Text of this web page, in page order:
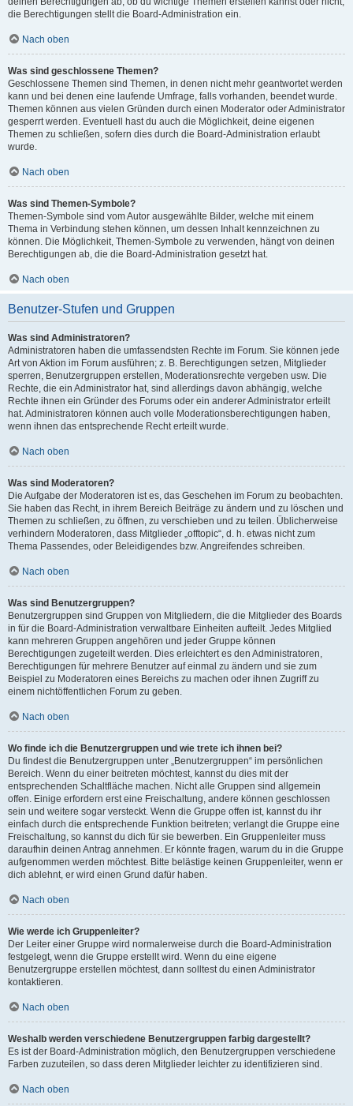
die Berechtigungen stellt die Board-Administration ein.
Nach oben
Was sind geschlossene Themen?
Geschlossene Themen sind Themen, in denen nicht mehr geantwortet werden
kann und bei denen eine laufende Umfrage, falls vorhanden, beendet wurde.
Themen können aus vielen Gründen durch einen Moderator oder Administrator
gesperrt werden. Eventuell hast du auch die Möglichkeit, deine eigenen
Themen zu schließen, sofern dies durch die Board-Administration erlaubt
wurde.
Nach oben
Was sind Themen-Symbole?
Themen-Symbole sind vom Autor ausgewählte Bilder, welche mit einem
Thema in Verbindung stehen können, um dessen Inhalt kennzeichnen zu
können. Die Möglichkeit, Themen-Symbole zu verwenden, hängt von deinen
Berechtigungen ab, die die Board-Administration gesetzt hat.
Nach oben
Benutzer-Stufen und Gruppen
Was sind Administratoren?
Administratoren haben die umfassendsten Rechte im Forum. Sie können jede
Art von Aktion im Forum ausführen; z. B. Berechtigungen setzen, Mitglieder
sperren, Benutzergruppen erstellen, Moderationsrechte vergeben usw. Die
Rechte, die ein Administrator hat, sind allerdings davon abhängig, welche
Rechte ihnen ein Gründer des Forums oder ein anderer Administrator erteilt
hat. Administratoren können auch volle Moderationsberechtigungen haben,
wenn ihnen das entsprechende Recht erteilt wurde.
Nach oben
Was sind Moderatoren?
Die Aufgabe der Moderatoren ist es, das Geschehen im Forum zu beobachten.
Sie haben das Recht, in ihrem Bereich Beiträge zu ändern und zu löschen und
Themen zu schließen, zu öffnen, zu verschieben und zu teilen. Üblicherweise
verhindern Moderatoren, dass Mitglieder „offtopic“, d. h. etwas nicht zum
Thema Passendes, oder Beleidigendes bzw. Angreifendes schreiben.
Nach oben
Was sind Benutzergruppen?
Benutzergruppen sind Gruppen von Mitgliedern, die die Mitglieder des Boards
in für die Board-Administration verwaltbare Einheiten aufteilt. Jedes Mitglied
kann mehreren Gruppen angehören und jeder Gruppe können
Berechtigungen zugeteilt werden. Dies erleichtert es den Administratoren,
Berechtigungen für mehrere Benutzer auf einmal zu ändern und sie zum
Beispiel zu Moderatoren eines Bereichs zu machen oder ihnen Zugriff zu
einem nichtöffentlichen Forum zu geben.
Nach oben
Wo finde ich die Benutzergruppen und wie trete ich ihnen bei?
Du findest die Benutzergruppen unter „Benutzergruppen“ im persönlichen
Bereich. Wenn du einer beitreten möchtest, kannst du dies mit der
entsprechenden Schaltfläche machen. Nicht alle Gruppen sind allgemein
offen. Einige erfordern erst eine Freischaltung, andere können geschlossen
sein und weitere sogar versteckt. Wenn die Gruppe offen ist, kannst du ihr
einfach durch die entsprechende Funktion beitreten; verlangt die Gruppe eine
Freischaltung, so kannst du dich für sie bewerben. Ein Gruppenleiter muss
daraufhin deinen Antrag annehmen. Er könnte fragen, warum du in die Gruppe
aufgenommen werden möchtest. Bitte belästige keinen Gruppenleiter, wenn er
dich ablehnt, er wird einen Grund dafür haben.
Nach oben
Wie werde ich Gruppenleiter?
Der Leiter einer Gruppe wird normalerweise durch die Board-Administration
festgelegt, wenn die Gruppe erstellt wird. Wenn du eine eigene
Benutzergruppe erstellen möchtest, dann solltest du einen Administrator
kontaktieren.
Nach oben
Weshalb werden verschiedene Benutzergruppen farbig dargestellt?
Es ist der Board-Administration möglich, den Benutzergruppen verschiedene
Farben zuzuteilen, so dass deren Mitglieder leichter zu identifizieren sind.
Nach oben